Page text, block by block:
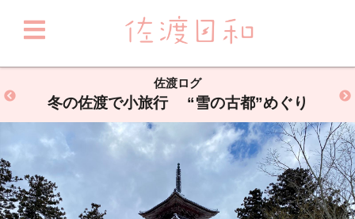
佐渡ログ
冬の佐渡で小旅行 “雪の古都”めぐり